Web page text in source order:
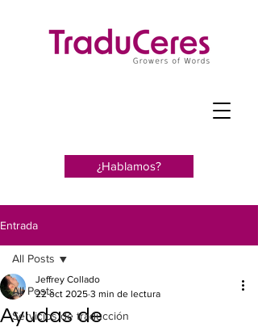
¿Hablamos?
Entrada
All Posts
Servicios de traducción
All Posts
Ayudas de
Jeffrey Collado
22 oct 2025 3 min de lectura